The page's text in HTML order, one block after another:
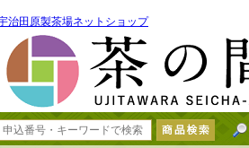
治田原製茶場ネットショップ